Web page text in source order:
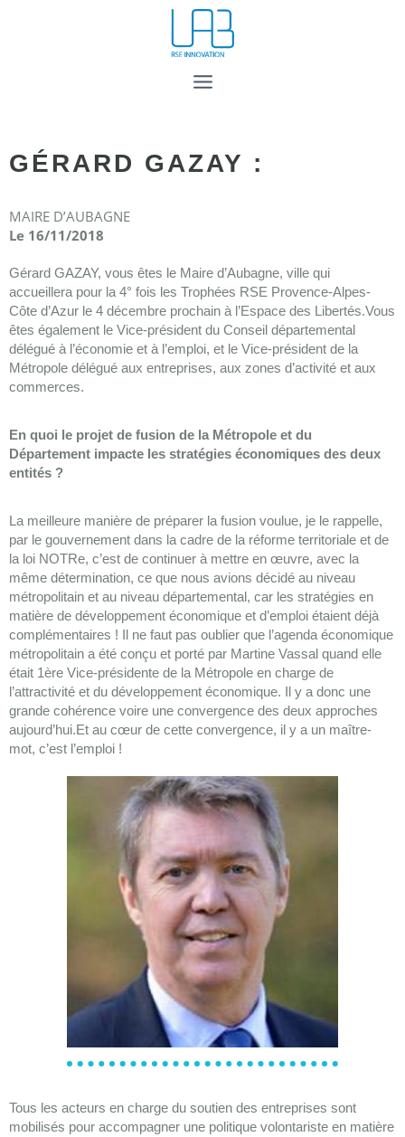
GÉRARD GAZAY :
MAIRE D’AUBAGNE
Le 16/11/2018
Gérard GAZAY, vous êtes le Maire d’Aubagne, ville qui
accueillera pour la 4° fois les Trophées RSE Provence-Alpes-
Côte d’Azur le 4 décembre prochain à l’Espace des Libertés.Vous
êtes également le Vice-président du Conseil départemental
délégué à l’économie et à l’emploi, et le Vice-président de la
Métropole délégué aux entreprises, aux zones d’activité et aux
commerces.
En quoi le projet de fusion de la Métropole et du
Département impacte les stratégies économiques des deux
entités ?
La meilleure manière de préparer la fusion voulue, je le rappelle,
par le gouvernement dans la cadre de la réforme territoriale et de
la loi NOTRe, c’est de continuer à mettre en œuvre, avec la
même détermination, ce que nous avions décidé au niveau
métropolitain et au niveau départemental, car les stratégies en
matière de développement économique et d’emploi étaient déjà
complémentaires ! Il ne faut pas oublier que l’agenda économique
métropolitain a été conçu et porté par Martine Vassal quand elle
était 1ère Vice-présidente de la Métropole en charge de
l’attractivité et du développement économique. Il y a donc une
grande cohérence voire une convergence des deux approches
aujourd’hui.Et au cœur de cette convergence, il y a un maître-
mot, c’est l’emploi !
Tous les acteurs en charge du soutien des entreprises sont
mobilisés pour accompagner une politique volontariste en matière